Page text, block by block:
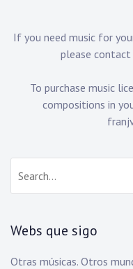
If you need music for
please contact
To purchase music
compositions in
Webs que sigo
Otras músicas. Otros